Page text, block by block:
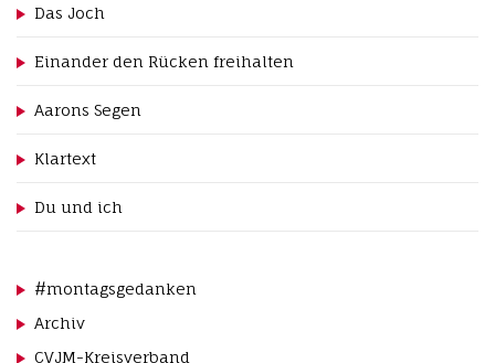
Das Joch
Einander den Rücken freihalten
Aarons Segen
Klartext
Du und ich
#montagsgedanken
Archiv
CVJM-Kreisverband